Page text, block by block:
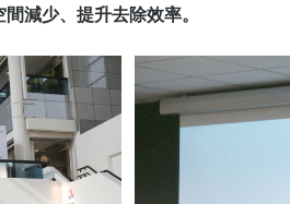
減少、提升去除效率。